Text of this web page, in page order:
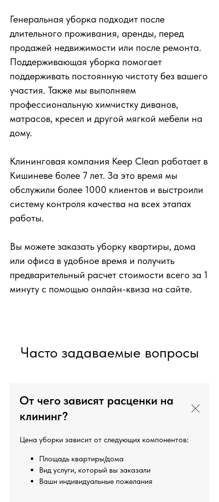
Генеральная уборка подходит после
длительного проживания, аренды, перед
продажей недвижимости или после ремонта.
Поддерживающая уборка помогает
поддерживать постоянную чистоту без вашего
участия. Также мы выполняем
профессиональную химчистку диванов,
матрасов, кресел и другой мягкой мебели на
дому.
Клининговая компания Keep Clean работает в
Кишиневе более 7 лет. За это время мы
обслужили более 1000 клиентов и выстроили
систему контроля качества на всех этапах
работы.
Вы можете заказать уборку квартиры, дома
или офиса в удобное время и получить
предварительный расчет стоимости всего за 1
минуту с помощью онлайн-квиза на сайте.
Часто задаваемые вопросы
От чего зависят расценки на
клининг?
Цена уборки зависит от следующих компонентов:
Площадь квартиры/дома
Вид услуги, который вы заказали
Ваши индивидуальные пожелания